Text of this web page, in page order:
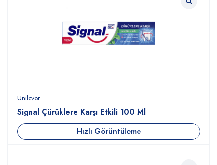
Unilever
Signal Çürüklere Karşı Etkili 100 Ml
Hızlı Görüntüleme